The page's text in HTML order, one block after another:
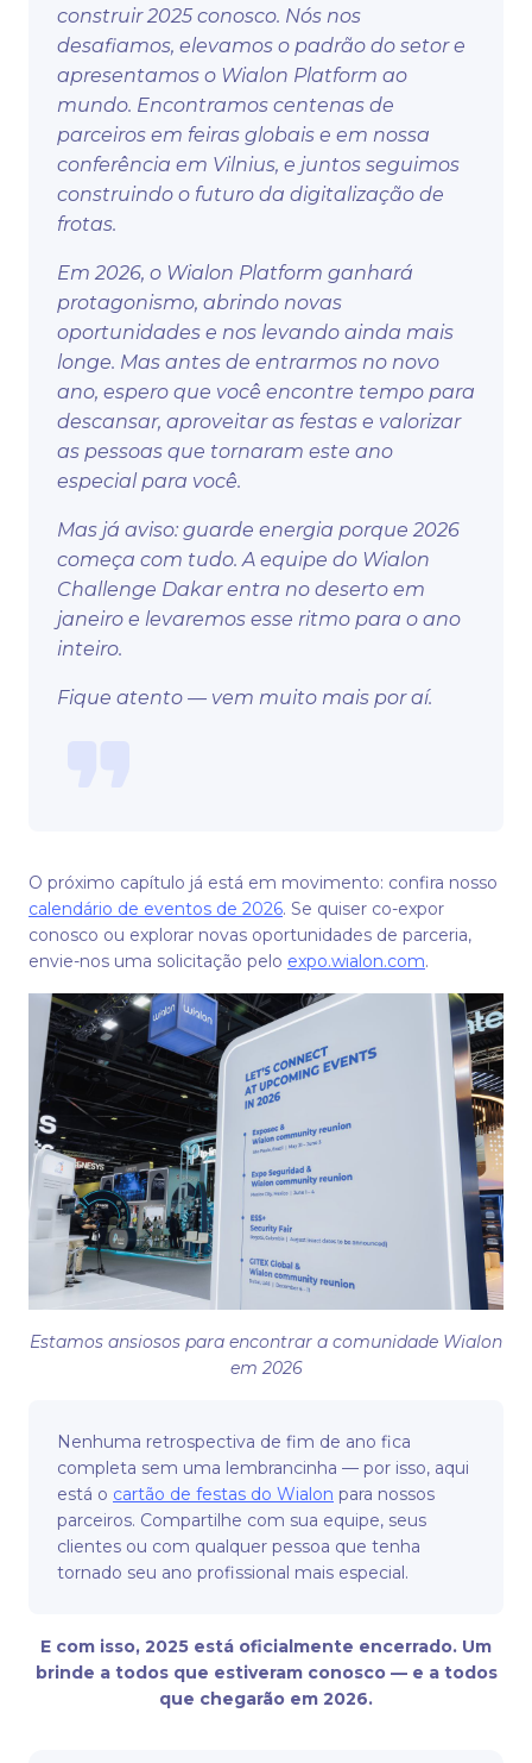
construir 2025 conosco. Nós nos
desafiamos, elevamos o padrão do setor e
apresentamos o Wialon Platform ao
mundo. Encontramos centenas de
parceiros em feiras globais e em nossa
conferência em Vilnius, e juntos seguimos
construindo o futuro da digitalização de
frotas.
Em 2026, o Wialon Platform ganhará
protagonismo, abrindo novas
oportunidades e nos levando ainda mais
longe. Mas antes de entrarmos no novo
ano, espero que você encontre tempo para
descansar, aproveitar as festas e valorizar
as pessoas que tornaram este ano
especial para você.
Mas já aviso: guarde energia porque 2026
começa com tudo. A equipe do Wialon
Challenge Dakar entra no deserto em
janeiro e levaremos esse ritmo para o ano
inteiro.
Fique atento — vem muito mais por aí.
O próximo capítulo já está em movimento: confira nosso
calendário de eventos de 2026. Se quiser co-expor
conosco ou explorar novas oportunidades de parceria,
envie-nos uma solicitação pelo expo.wialon.com.
Estamos ansiosos para encontrar a comunidade Wialon
em 2026
Nenhuma retrospectiva de fim de ano fica
completa sem uma lembrancinha — por isso, aqui
está o cartão de festas do Wialon para nossos
parceiros. Compartilhe com sua equipe, seus
clientes ou com qualquer pessoa que tenha
tornado seu ano profissional mais especial.
E com isso, 2025 está oficialmente encerrado. Um
brinde a todos que estiveram conosco — e a todos
que chegarão em 2026.